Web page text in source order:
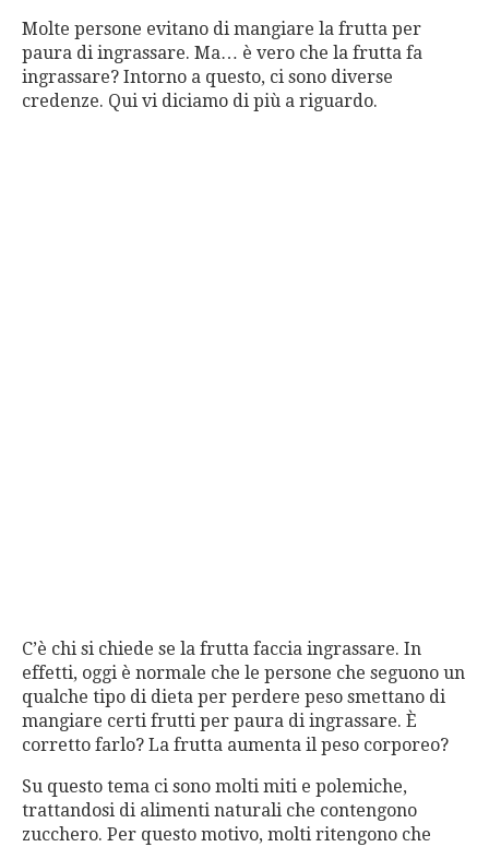
Molte persone evitano di mangiare la frutta per
paura di ingrassare. Ma… è vero che la frutta fa
ingrassare? Intorno a questo, ci sono diverse
credenze. Qui vi diciamo di più a riguardo.
C’è chi si chiede se la frutta faccia ingrassare. In
effetti, oggi è normale che le persone che seguono un
qualche tipo di dieta per perdere peso smettano di
mangiare certi frutti per paura di ingrassare. È
corretto farlo? La frutta aumenta il peso corporeo?
Su questo tema ci sono molti miti e polemiche,
trattandosi di alimenti naturali che contengono
zucchero. Per questo motivo, molti ritengono che